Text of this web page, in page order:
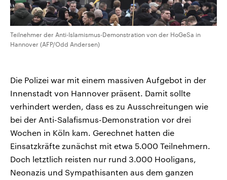
Teilnehmer der Anti-Islamismus-Demonstration von der HoGeSa in
Hannover (AFP/Odd Andersen)
Die Polizei war mit einem massiven Aufgebot in der
Innenstadt von Hannover präsent. Damit sollte
verhindert werden, dass es zu Ausschreitungen wie
bei der Anti-Salafismus-Demonstration vor drei
Wochen in Köln kam. Gerechnet hatten die
Einsatzkräfte zunächst mit etwa 5.000 Teilnehmern.
Doch letztlich reisten nur rund 3.000 Hooligans,
Neonazis und Sympathisanten aus dem ganzen